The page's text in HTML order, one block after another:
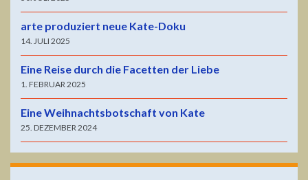
arte produziert neue Kate-Doku
14. JULI 2025
Eine Reise durch die Facetten der Liebe
1. FEBRUAR 2025
Eine Weihnachtsbotschaft von Kate
25. DEZEMBER 2024